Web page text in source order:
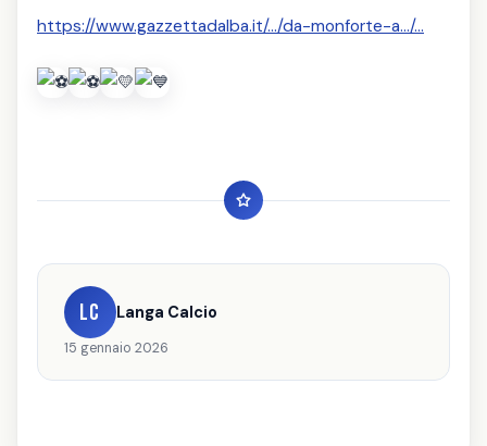
https://www.gazzettadalba.it/.../da-monforte-a.../...
LC Langa Calcio
15 gennaio 2026